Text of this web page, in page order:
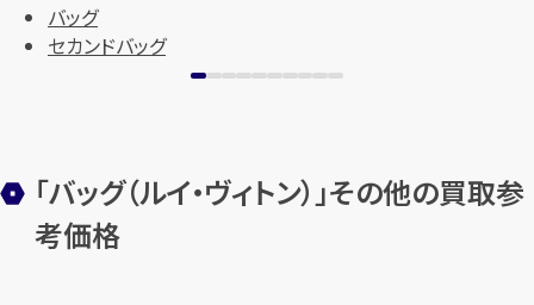
バッグ
セカンドバッグ
「バッグ（ルイ・ヴィトン）」その他の買取参
考価格